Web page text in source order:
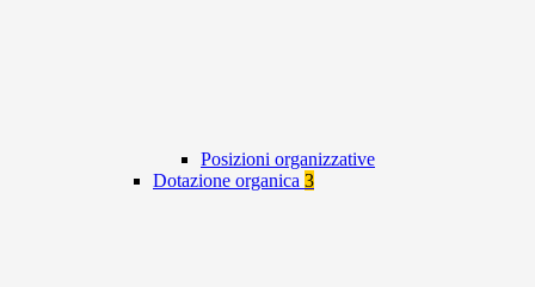
Posizioni organizzative
Dotazione organica 3